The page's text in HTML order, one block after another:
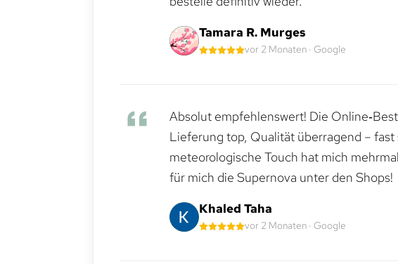
Tamara R. Murges
vor 2 Monaten · Google
Absolut empfehlenswert! Die
Lieferung top, Qualität überragend –
meteorologische Touch hat mich
für mich die Supernova unter den Shops!
Khaled Taha
vor 2 Monaten · Google